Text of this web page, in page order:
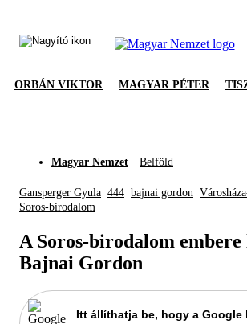
ORBÁN VIKTOR MAGYAR PÉTER
Magyar Nemzet Belföld
Gansperger Gyula 444 bajnai gordon
Soros-birodalom
A Soros-birodalom embere
Bajnai Gordon
Itt állíthatja be, hogy a Google